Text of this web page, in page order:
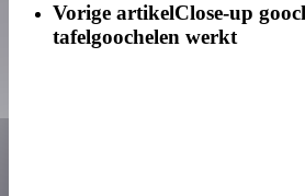
Vorige artikelClose-up
tafelgoochelen werkt